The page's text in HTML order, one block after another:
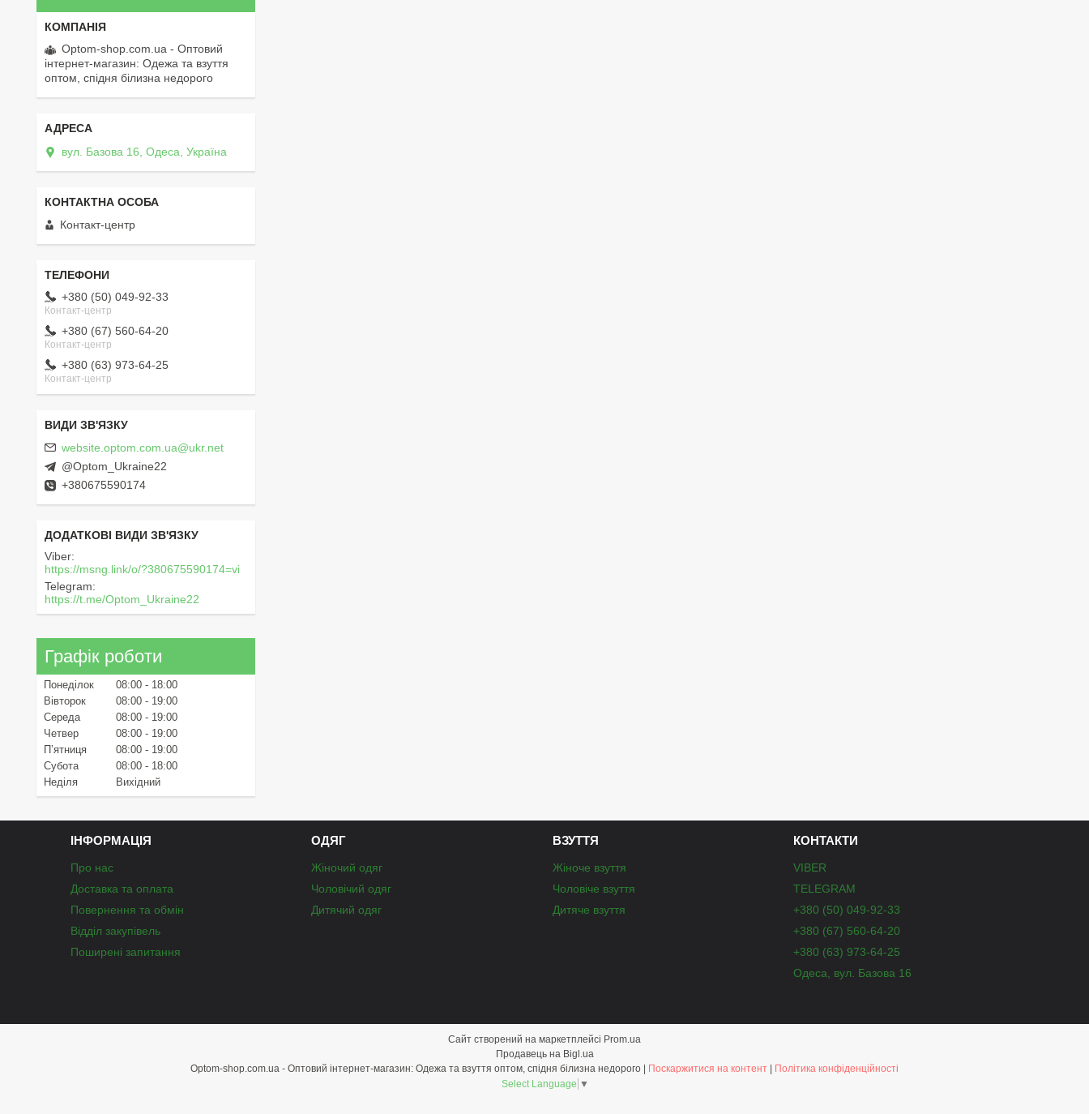
Optom-shop.com.ua - Оптовий
інтернет-магазин: Одежа та взуття
оптом, спідня білизна недорого
вул. Базова 16, Одеса, Україна
Контакт-центр
+380 (50) 049-92-33
Контакт-центр
+380 (67) 560-64-20
Контакт-центр
+380 (63) 973-64-25
Контакт-центр
website.optom.com.ua@ukr.net
@Optom_Ukraine22
+380675590174
Viber
https://msng.link/o/?380675590174=vi
Telegram
https://t.me/Optom_Ukraine22
Графік роботи
Понеділок 08:00
18:00
Вівторок
08:00
19:00
Середа
08:00
19:00
Четвер
08:00
19:00
Пʼятниця
08:00
19:00
Субота
08:00
18:00
Неділя
Вихідний
ІНФОРМАЦІЯ
Про нас
Доставка та оплата
Повернення та обмін
Відділ закупівель
Поширені запитання
ОДЯГ
Жіночий одяг
Чоловічий одяг
Дитячий одяг
ВЗУТТЯ
Жіноче взуття
Чоловіче взуття
Дитяче взуття
КОНТАКТИ
VIBER
TELEGRAM
+380 (50) 049-92-33
+380 (67) 560-64-20
+380 (63) 973-64-25
Одеса, вул. Базова 16
Сайт створений на маркетплейсі Prom.ua
Продавець на Bigl.ua
Поскаржитися на контент
Політика конфіденційності
Select Language ▼